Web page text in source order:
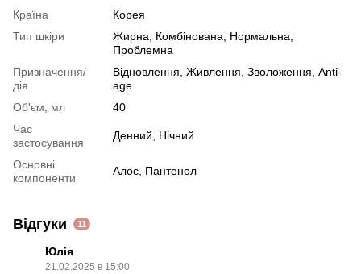
Країна
Корея
Тип шкіри
Жирна Комбінована Нормальна
Проблемна
Призначення/
дія
Відновлення Живлення Зволоження Anti-
age
Об'єм, мл
40
Час
застосування
Денний Нічний
Основні
компоненти
Алоє Пантенол
Відгуки 11
Юлія
21.02.2025 в 15:00